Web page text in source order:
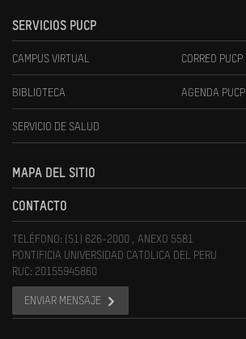
SERVICIOS PUCP
CAMPUS VIRTUAL CORREO PUCP
BIBLIOTECA AGENDA PUCP
SERVICIO DE SALUD
MAPA DEL SITIO
CONTACTO
TELÉFONO: (51) 626-2000 , ANEXO 5581
PONTIFICIA UNIVERSIDAD CATOLICA DEL PERU
RUC: 20155945860
ENVIAR MENSAJE